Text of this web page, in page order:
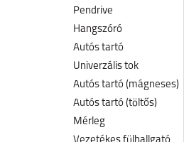
Pendrive
Hangszóró
Autós tartó
Univerzális tok
Autós tartó (mágneses)
Autós tartó (töltős)
Mérleg